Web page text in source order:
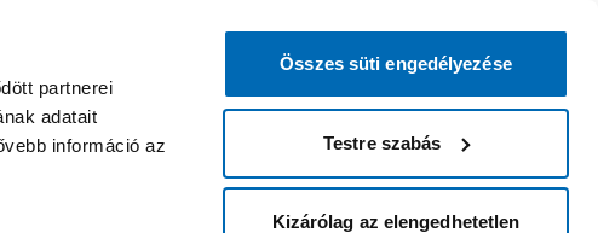
partnerei
adatait
információ az
Összes süti engedélyezése
Testre szabás
Kizárólag az elengedhetetlen